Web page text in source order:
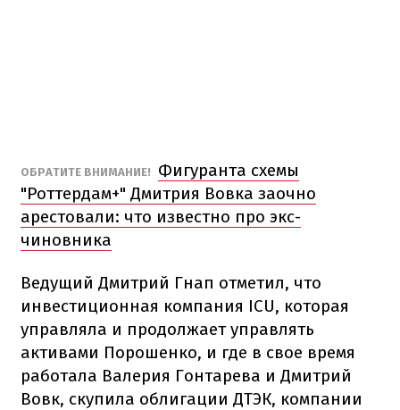
ОБРАТИТЕ ВНИМАНИЕ!
Фигуранта схемы
"Роттердам+" Дмитрия Вовка заочно
арестовали: что известно про экс-
чиновника
Ведущий Дмитрий Гнап отметил, что
инвестиционная компания ICU, которая
управляла и продолжает управлять
активами Порошенко, и где в свое время
работала Валерия Гонтарева и Дмитрий
Вовк, скупила облигации ДТЭК, компании